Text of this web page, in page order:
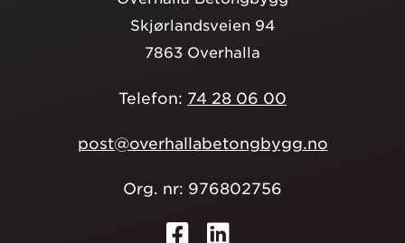
Skjørlandsveien 94
7863 Overhalla
Telefon: 74 28 06 00
post@overhallabetongbygg.no
Org. nr: 976802756